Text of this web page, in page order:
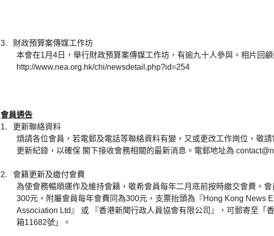
3.
財政預算案傳媒工作坊
本會在1月4日，舉行財政預算案傳媒工作坊，有逾九十人參與。相片回
http://www.nea.org.hk/chi/newsdetail.php?id=254
會員通告
1.
更新聯絡資料
煩請各位會員，若電郵及電話等聯絡資料有變，又或更改工作崗位，敬
更新紀錄，以確保 閣下接收會務相關的最新消息。電郵地址為
2.
會籍更新及繳付會費
為使會務暢順運作及維持會籍，敬希會員每年二月底前按時繳交會費。
300元，附屬會員每年會費同為300元，支票抬頭為『Hong Kong News
Association Ltd』 或 『香港新聞行政人員協會有限公司』，可郵寄至「
箱11682號」。